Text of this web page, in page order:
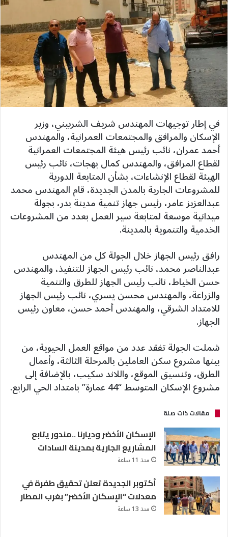
في إطار توجيهات المهندس شريف الشربيني، وزير
الإسكان والمرافق والمجتمعات العمرانية، والمهندس
أحمد عمران، نائب رئيس هيئة المجتمعات العمرانية
لقطاع المرافق، والمهندس كمال بهجات، نائب رئيس
الهيئة لقطاع الإنشاءات، بشأن المتابعة الدورية
للمشروعات الجارية بالمدن الجديدة، قام المهندس محمد
عبدالعزيز عامر، رئيس جهاز تنمية مدينة بدر، بجولة
ميدانية موسعة لمتابعة سير العمل بعدد من المشروعات
الخدمية والتنموية بالمدينة.
رافق رئيس الجهاز خلال الجولة كل من المهندس
عبدالناصر محمد، نائب رئيس الجهاز للتنفيذ، والمهندس
حسن الخياط، نائب رئيس الجهاز للطرق والتنمية
والزراعة، والمهندس محسن يسري، نائب رئيس الجهاز
للامتداد الشرقي، والمهندس أحمد حسن، معاون رئيس
الجهاز.
شملت الجولة تفقد عدد من مواقع العمل الحيوية، من
بينها مشروع سكن العاملين بالمرحلة الثالثة، وأعمال
الطرق، وتنسيق الموقع، واللاند سكيب، بالإضافة إلى
مشروع الإسكان المتوسط “44 عمارة” بامتداد الحي الرابع.
مقالات ذات صلة
الإسكان الأخضر وديارنا ..مندور يتابع
المشاريع الجارية بمدينة السادات
منذ 11 ساعة
أكتوبر الجديدة تعلن تحقيق طفرة في
معدلات “الإسكان الأخضر” بغرب المطار
منذ 13 ساعة